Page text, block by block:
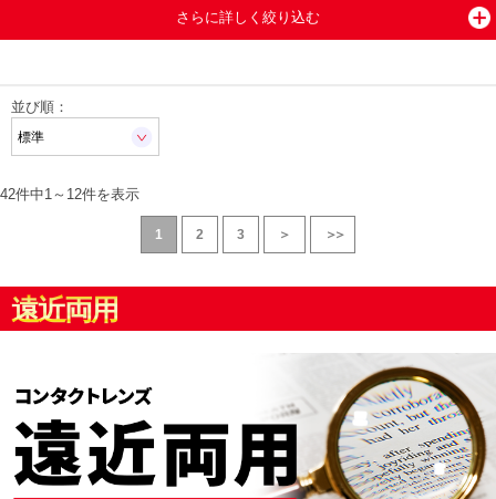
さらに詳しく絞り込む
並び順：
42件中1 ～ 12件を表示
1 2 3 ＞ ＞＞
遠近両用